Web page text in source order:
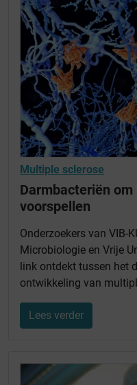
Multiple sclerose
Darmbacteriën
voorspellen
Onderzoekers van VIB-
Microbiologie en Vrije
link ontdekt tussen het
ontwikkeling van
Lees verder